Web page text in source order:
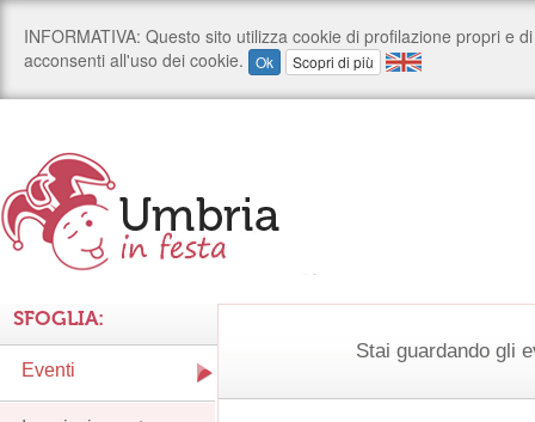
Stai guardando gli
SFOGLIA:
Eventi